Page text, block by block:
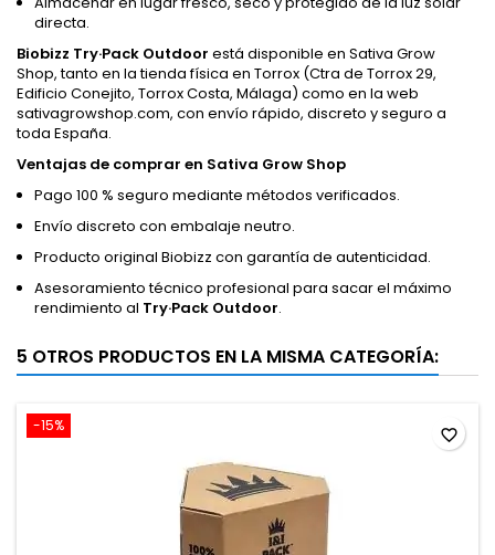
directa.
Biobizz Try·Pack Outdoor está disponible en Sativa Grow
Shop, tanto en la tienda física en Torrox (Ctra de Torrox 29,
Edificio Conejito, Torrox Costa, Málaga) como en la web
sativagrowshop.com, con envío rápido, discreto y seguro a
toda España.
Ventajas de comprar en Sativa Grow Shop
Pago 100 % seguro mediante métodos verificados.
Envío discreto con embalaje neutro.
Producto original Biobizz con garantía de autenticidad.
Asesoramiento técnico profesional para sacar el máximo
rendimiento al Try·Pack Outdoor.
5 OTROS PRODUCTOS EN LA MISMA CATEGORÍA:
-15% favorite_border